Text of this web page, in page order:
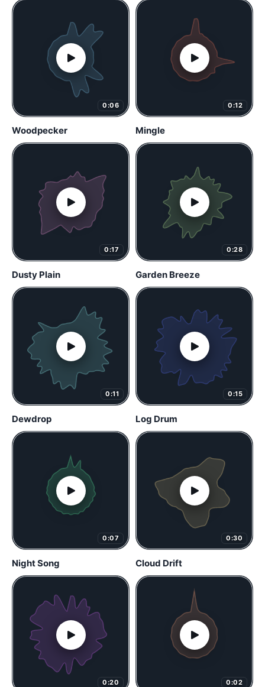
0:06
Woodpecker
0:12
Mingle
0:17
Dusty Plain
0:28
Garden Breeze
0:11
Dewdrop
0:15
Log Drum
0:07
Night Song
0:30
Cloud Drift
0:20 0:02